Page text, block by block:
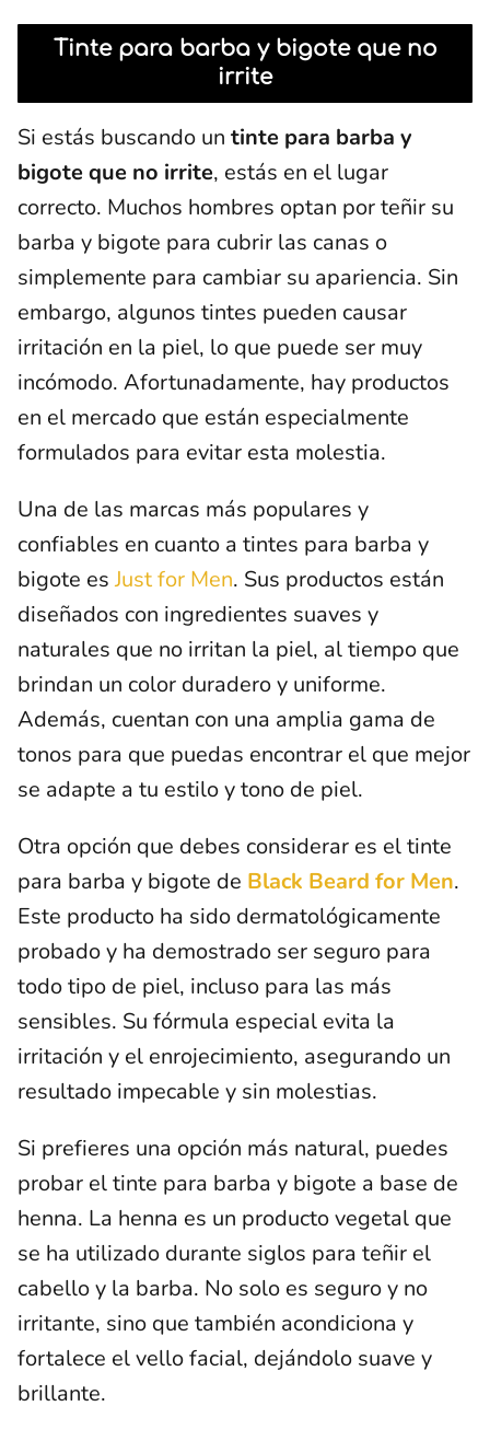
Tinte para barba y bigote que no
irrite
Si estás buscando un tinte para barba y
bigote que no irrite, estás en el lugar
correcto. Muchos hombres optan por teñir su
barba y bigote para cubrir las canas o
simplemente para cambiar su apariencia. Sin
embargo, algunos tintes pueden causar
irritación en la piel, lo que puede ser muy
incómodo. Afortunadamente, hay productos
en el mercado que están especialmente
formulados para evitar esta molestia.
Una de las marcas más populares y
confiables en cuanto a tintes para barba y
bigote esJust for Men. Sus productos están
diseñados con ingredientes suaves y
naturales que no irritan la piel, al tiempo que
brindan un color duradero y uniforme.
Además, cuentan con una amplia gama de
tonos para que puedas encontrar el que mejor
se adapte a tu estilo y tono de piel.
Otra opción que debes considerar es el tinte
para barba y bigote de Black Beard for Men.
Este producto ha sido dermatológicamente
probado y ha demostrado ser seguro para
todo tipo de piel, incluso para las más
sensibles. Su fórmula especial evita la
irritación y el enrojecimiento, asegurando un
resultado impecable y sin molestias.
Si prefieres una opción más natural, puedes
probar el tinte para barba y bigote a base de
henna. La henna es un producto vegetal que
se ha utilizado durante siglos para teñir el
cabello y la barba. No solo es seguro y no
irritante, sino que también acondiciona y
fortalece el vello facial, dejándolo suave y
brillante.